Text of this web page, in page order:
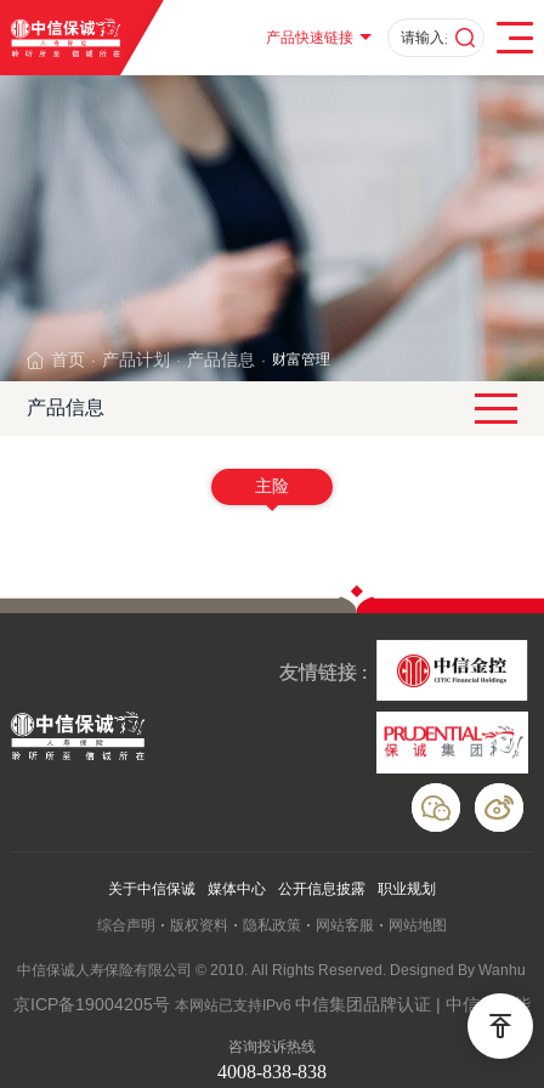
产品快速链接
首页 · 产品计划 · 产品信息 · 财富管理
产品信息
主险
友情链接 :
关于中信保诚 媒体中心 公开信息披露 职业规划
综合声明 版权资料 隐私政策 网站客服 网站地图
中信保诚人寿保险有限公司 © 2010. All Rights Reserved. Designed By Wanhu
京ICP备19004205号 本网站已支持IPv6 中信集团品牌认证 | 中信云赋能
咨询投诉热线
4008-838-838